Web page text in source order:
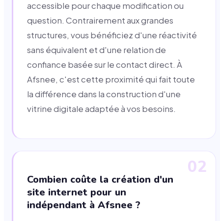
accessible pour chaque modification ou
question. Contrairement aux grandes
structures, vous bénéficiez d'une réactivité
sans équivalent et d'une relation de
confiance basée sur le contact direct. À
Afsnee, c'est cette proximité qui fait toute
la différence dans la construction d'une
vitrine digitale adaptée à vos besoins.
02
Combien coûte la création d'un
site internet pour un
indépendant à Afsnee ?